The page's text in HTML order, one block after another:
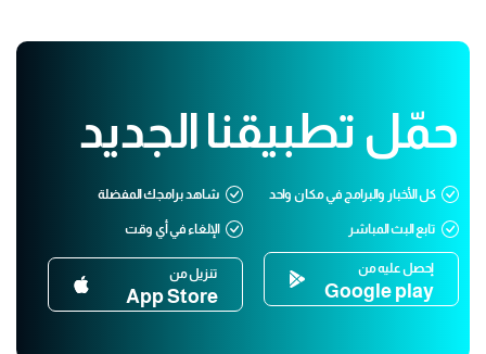
حمّل تطبيقنا الجديد
كل الأخبار والبرامج في مكان واحد شاهد برامجك المفضلة
تابع البث المباشر الإلغاء في أي وقت
إحصل عليه من
Google play
تنزيل من
App Store